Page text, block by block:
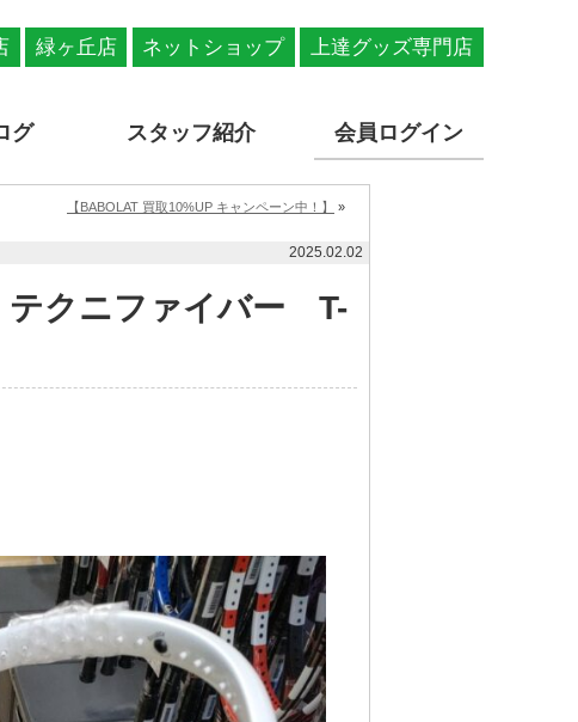
緑ヶ丘店 ネットショップ 上達グッズ専門店
グ スタッフ紹介 会員ログイン
【BABOLAT 買取10%UP キャンペーン中！】 »
2025.02.02
テクニファイバー T-